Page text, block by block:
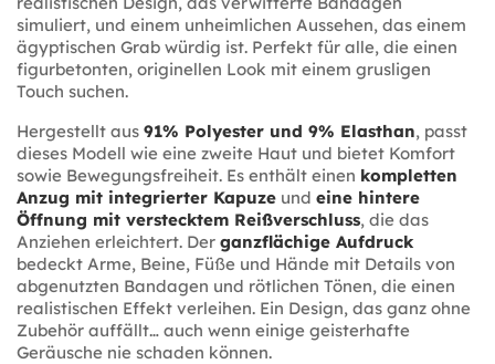
simuliert, und einem unheimlichen Aussehen, das einem
ägyptischen Grab würdig ist. Perfekt für alle, die einen
figurbetonten, originellen Look mit einem grusligen
Touch suchen.
Hergestellt aus 91% Polyester und 9% Elasthan, passt
dieses Modell wie eine zweite Haut und bietet Komfort
sowie Bewegungsfreiheit. Es enthält einen kompletten
Anzug mit integrierter Kapuze und eine hintere
Öffnung mit verstecktem Reißverschluss, die das
Anziehen erleichtert. Der ganzflächige Aufdruck
bedeckt Arme, Beine, Füße und Hände mit Details von
abgenutzten Bandagen und rötlichen Tönen, die einen
realistischen Effekt verleihen. Ein Design, das ganz ohne
Zubehör auffällt… auch wenn einige geisterhafte
Geräusche nie schaden können.